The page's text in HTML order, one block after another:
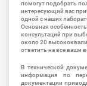
помогут подобрать
интересующий вас
одной с наших
Основная
консультаций при
около 20
ответить на все ваши
В технической
информация по
документации